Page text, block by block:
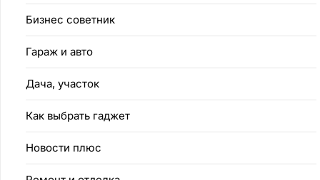
Бизнес советник
Гараж и авто
Дача, участок
Как выбрать гаджет
Новости плюс